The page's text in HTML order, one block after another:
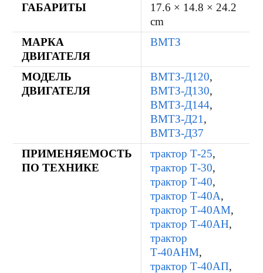
ГАБАРИТЫ
17.6 × 14.8 × 24.2
cm
МАРКА
ДВИГАТЕЛЯ
ВМТЗ
МОДЕЛЬ
ДВИГАТЕЛЯ
ВМТЗ-Д120,
ВМТЗ-Д130,
ВМТЗ-Д144,
ВМТЗ-Д21 ,
ВМТЗ-Д37
ПРИМЕНЯЕМОСТЬ
ПО ТЕХНИКЕ
трактор Т-25,
трактор Т-30,
трактор Т-40,
трактор Т-40А,
трактор Т-40АМ,
трактор Т-40АН,
трактор
Т-40АНМ,
трактор Т-40АП,